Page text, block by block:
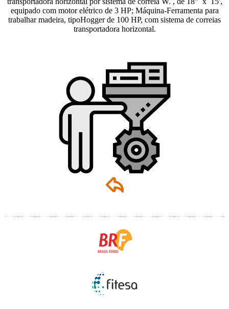
equipado com motor elétrico de 3 HP; Máquina-Ferramenta para
trabalhar madeira, tipoHogger de 100 HP, com sistema de correias
transportadora horizontal.